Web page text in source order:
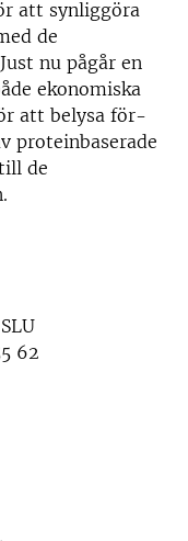
att synliggöra
de
nu pågår en
ekonomiska
att belysa för-
proteinbaserade
de
62